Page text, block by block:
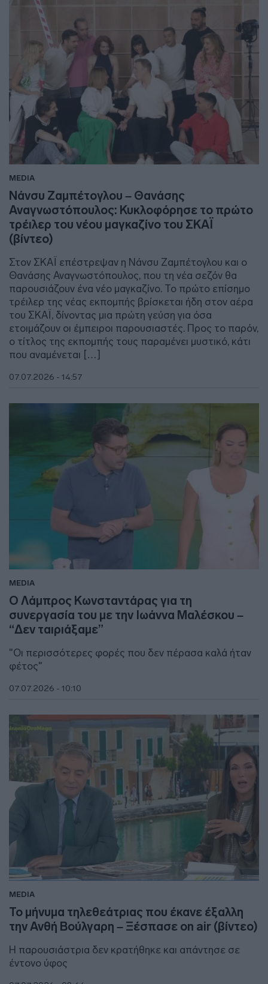
MEDIA
Νάνσυ Ζαμπέτογλου – Θανάσης
Αναγνωστόπουλος: Κυκλοφόρησε το πρώτο
τρέιλερ του νέου μαγκαζίνο του ΣΚΑΪ
(βίντεο)
Στον ΣΚΑΪ επέστρεψαν η Νάνσυ Ζαμπέτογλου και ο
Θανάσης Αναγνωστόπουλος, που τη νέα σεζόν θα
παρουσιάζουν ένα νέο μαγκαζίνο. Το πρώτο επίσημο
τρέιλερ της νέας εκπομπής βρίσκεται ήδη στον αέρα
του ΣΚΑΪ, δίνοντας μια πρώτη γεύση για όσα
ετοιμάζουν οι έμπειροι παρουσιαστές. Προς το παρόν,
ο τίτλος της εκπομπής τους παραμένει μυστικό, κάτι
που αναμένεται […]
07.07.2026 - 14:57
MEDIA
Ο Λάμπρος Κωνσταντάρας για τη
συνεργασία του με την Ιωάννα Μαλέσκου –
“Δεν ταιριάξαμε”
"Οι περισσότερες φορές που δεν πέρασα καλά ήταν
φέτος"
07.07.2026 - 10:10
MEDIA
Το μήνυμα τηλεθεάτριας που έκανε έξαλλη
την Ανθή Βούλγαρη – Ξέσπασε on air (βίντεο)
Η παρουσιάστρια δεν κρατήθηκε και απάντησε σε
έντονο ύφος